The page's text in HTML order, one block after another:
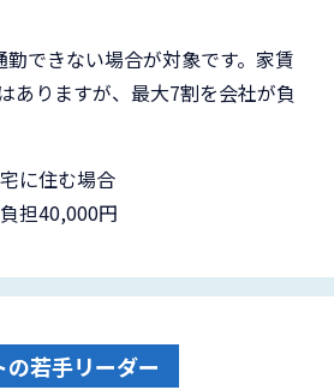
できない場合が対象です。家賃
ありますが、最大7割を会社が負
に住む場合
担40,000円
の若手リーダー